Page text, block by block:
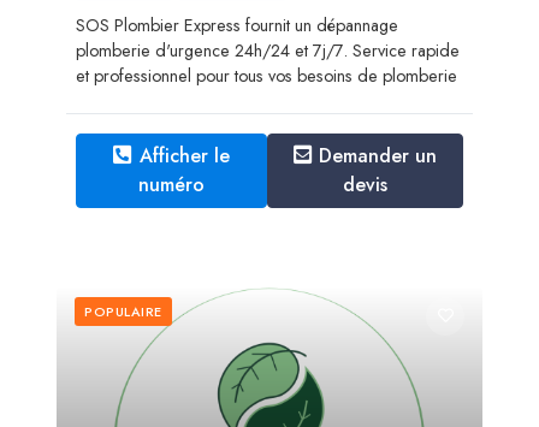
SOS Plombier Express fournit un dépannage
plomberie d'urgence 24h/24 et 7j/7. Service rapide
et professionnel pour tous vos besoins de plomberie
Afficher le
numéro
Demander un
devis
POPULAIRE